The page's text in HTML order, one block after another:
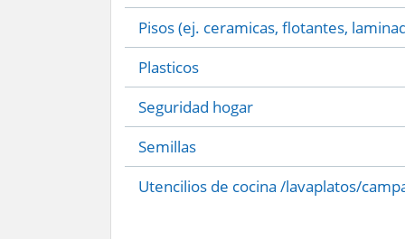
Pisos (ej. ceramicas, flotantes,
Plasticos
Seguridad hogar
Semillas
Utencilios de cocina /lavaplatos/